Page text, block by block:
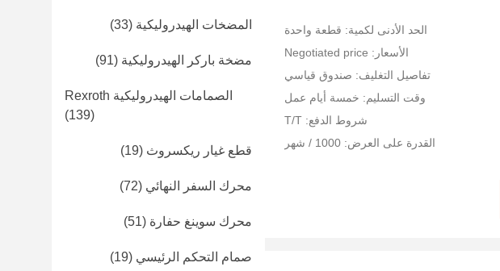
الحد الأدنى لكمية: قطعة واحدة
الأسعار: Negotiated price
تفاصيل التغليف: صندوق قياسي
وقت التسليم: خمسة أيام عمل
شروط الدفع: T/T
القدرة على العرض: 1000 / شهر
المضخات الهيدروليكية (33)
مضخة باركر الهيدروليكية (91)
الصمامات الهيدروليكية Rexroth
(139)
قطع غيار ريكسروث (19)
محرك السفر النهائي (72)
محرك سوينغ حفارة (51)
صمام التحكم الرئيسي (19)